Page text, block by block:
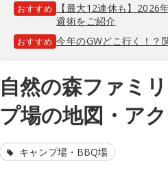
おすすめ
【最大12連休も】2026
避術をご紹介
おすすめ 今年のGWどこ行く！？
自然の森ファミ
プ場の地図・ア
キャンプ場・BBQ場